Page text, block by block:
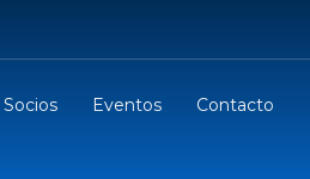
Socios Eventos Contacto